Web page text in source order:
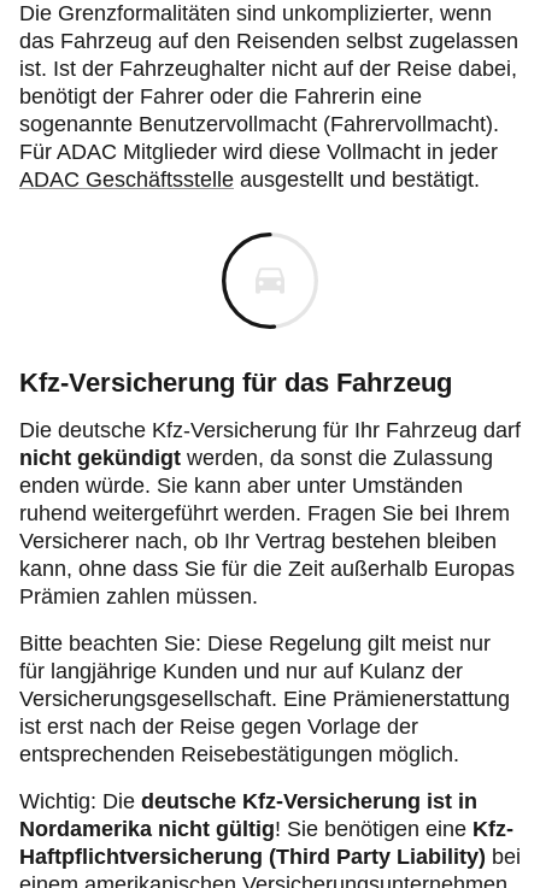
Die Grenzformalitäten sind unkomplizierter, wenn
das Fahrzeug auf den Reisenden selbst zugelassen
ist. Ist der Fahrzeughalter nicht auf der Reise dabei,
benötigt der Fahrer oder die Fahrerin eine
sogenannte Benutzervollmacht (Fahrervollmacht).
Für ADAC Mitglieder wird diese Vollmacht in jeder
ADAC Geschäftsstelle ausgestellt und bestätigt.
Kfz-Versicherung für das Fahrzeug
Die deutsche Kfz-Versicherung für Ihr Fahrzeug darf
nicht gekündigt werden, da sonst die Zulassung
enden würde. Sie kann aber unter Umständen
ruhend weitergeführt werden. Fragen Sie bei Ihrem
Versicherer nach, ob Ihr Vertrag bestehen bleiben
kann, ohne dass Sie für die Zeit außerhalb Europas
Prämien zahlen müssen.
Bitte beachten Sie: Diese Regelung gilt meist nur
für langjährige Kunden und nur auf Kulanz der
Versicherungsgesellschaft. Eine Prämienerstattung
ist erst nach der Reise gegen Vorlage der
entsprechenden Reisebestätigungen möglich.
Wichtig: Die deutsche Kfz-Versicherung ist in
Nordamerika nicht gültig! Sie benötigen eine Kfz-
Haftpflichtversicherung (Third Party Liability) bei